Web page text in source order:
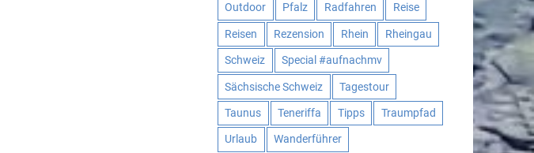
Outdoor Pfalz Radfahren Reise
Reisen Rezension Rhein Rheingau
Schweiz Special #aufnachmv
Sächsische Schweiz Tagestour
Taunus Teneriffa Tipps Traumpfad
Urlaub Wanderführer